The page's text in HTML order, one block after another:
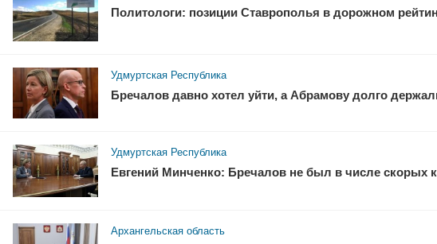
Политологи: позиции Ставрополья в дорожном
Удмуртская Республика
Бречалов давно хотел уйти, а Абрамову долго
Удмуртская Республика
Евгений Минченко: Бречалов не был в числе скорых
Архангельская область